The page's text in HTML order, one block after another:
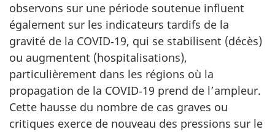
observons sur une période soutenue influent
également sur les indicateurs tardifs de la
gravité de la COVID‑19, qui se stabilisent (décès)
ou augmentent (hospitalisations),
particulièrement dans les régions où la
propagation de la COVID‑19 prend de l’ampleur.
Cette hausse du nombre de cas graves ou
critiques exerce de nouveau des pressions sur le